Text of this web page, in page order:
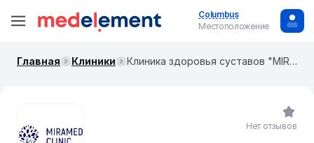
Columbus
Местоположение
Главная Клиники Клиника здоровья суставов "MIRAMED CLINIC"
Нет отзывов